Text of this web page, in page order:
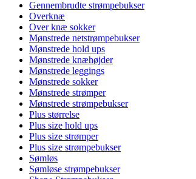
Gennembrudte strømpebukser
Overknæ
Over knæ sokker
Mønstrede netstrømpebukser
Mønstrede hold ups
Mønstrede knæhøjder
Mønstrede leggings
Mønstrede sokker
Mønstrede strømper
Mønstrede strømpebukser
Plus størrelse
Plus size hold ups
Plus size strømper
Plus size strømpebukser
Sømløs
Sømløse strømpebukser